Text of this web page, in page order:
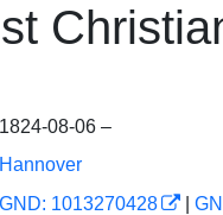
1824-08-06 –
Hannover
GND: 1013270428